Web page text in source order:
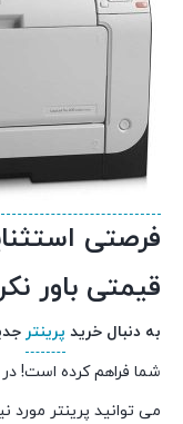
فرصتی
قیمتی باور
به دنبال خرید پرینتر
شما فراهم کرده است! در
می توانید پرینتر مورد